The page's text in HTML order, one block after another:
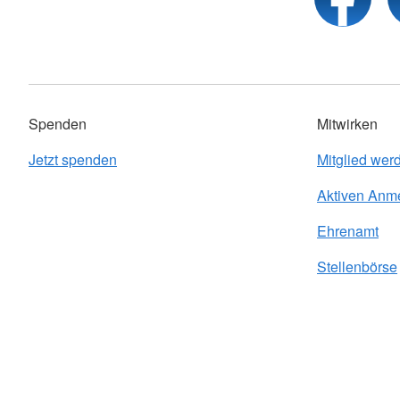
Spenden
Jetzt spenden
Mitwirken
Mitglied
Aktiven
Ehrenamt
Stellenbörse